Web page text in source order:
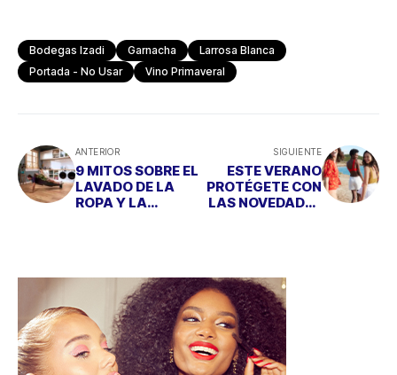
Bodegas Izadi Garnacha
Larrosa Blanca
Portada - No Usar
Vino Primaveral
ANTERIOR
9 MITOS SOBRE EL
LAVADO DE LA
ROPA Y LA
SIGUIENTE
ESTE VERANO
PROTÉGETE CON
LAS NOVEDADES